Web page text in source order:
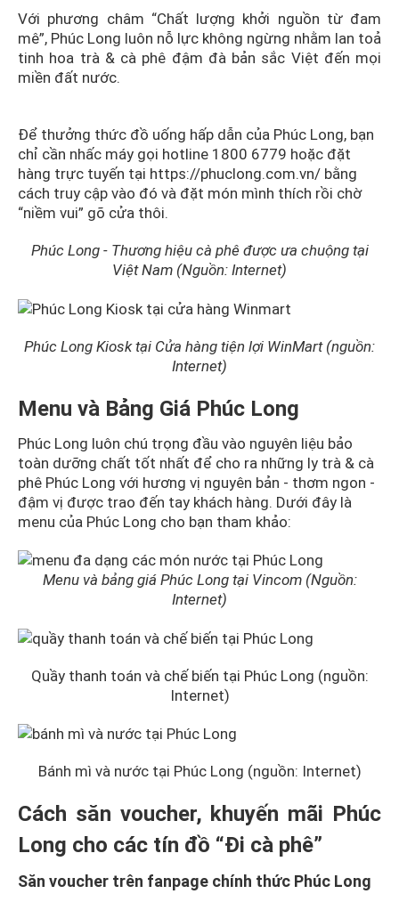
Với phương châm “Chất lượng khởi nguồn từ đam
mê”, Phúc Long luôn nỗ lực không ngừng nhằm lan toả
tinh hoa trà & cà phê đậm đà bản sắc Việt đến mọi
miền đất nước.
Để thưởng thức đồ uống hấp dẫn của Phúc Long, bạn
chỉ cần nhấc máy gọi hotline 1800 6779 hoặc đặt
hàng trực tuyến tại https://phuclong.com.vn/ bằng
cách truy cập vào đó và đặt món mình thích rồi chờ
“niềm vui” gõ cửa thôi.
Phúc Long - Thương hiệu cà phê được ưa chuộng tại
Việt Nam (Nguồn: Internet)
Phúc Long Kiosk tại Cửa hàng tiện lợi WinMart (nguồn:
Internet)
Menu và Bảng Giá Phúc Long
Phúc Long luôn chú trọng đầu vào nguyên liệu bảo
toàn dưỡng chất tốt nhất để cho ra những ly trà & cà
phê Phúc Long với hương vị nguyên bản - thơm ngon -
đậm vị được trao đến tay khách hàng. Dưới đây là
menu của Phúc Long cho bạn tham khảo:
Menu và bảng giá Phúc Long tại Vincom (Nguồn:
Internet)
Quầy thanh toán và chế biến tại Phúc Long (nguồn:
Internet)
Bánh mì và nước tại Phúc Long (nguồn: Internet)
Cách săn voucher, khuyến mãi Phúc
Long cho các tín đồ “Đi cà phê”
Săn voucher trên fanpage chính thức Phúc Long